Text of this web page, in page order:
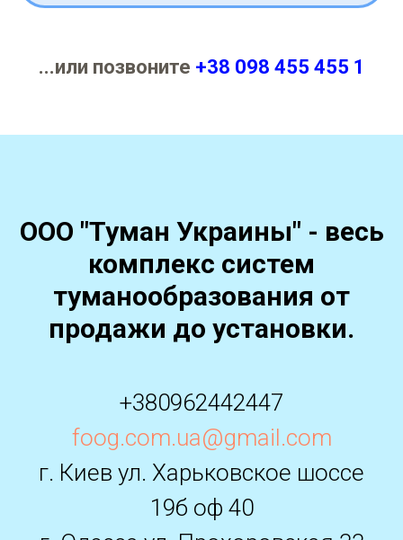
...или позвоните +38 098 455 455 1
ООО "Туман Украины" - весь
комплекс систем
туманообразования от
продажи до установки.
+380962442447
foog.com.ua@gmail.com
г. Киев ул. Харьковское шоссе
19б оф 40